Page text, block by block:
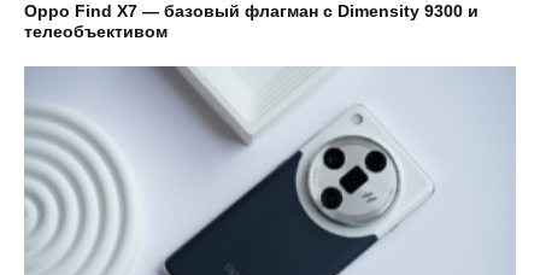
Oppo Find X7 — базовый флагман с Dimensity 9300 и
телеобъективом